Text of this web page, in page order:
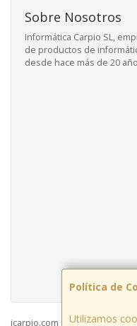
Política de
Utilizamos
Sobre Nosotros
Informática Carpio SL,
de productos de
desde hace más de 20
icarpio.com © 2026